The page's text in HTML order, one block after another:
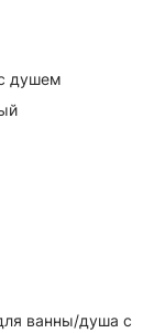
душем
ванны/душа с